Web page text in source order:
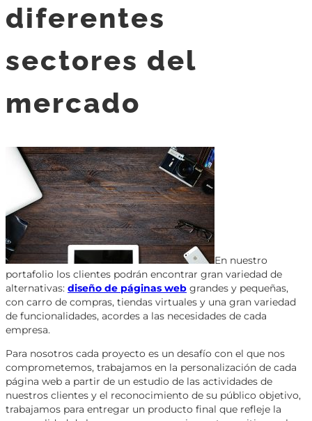
diferentes
sectores del
mercado
En nuestro
portafolio los clientes podrán encontrar gran variedad de
alternativas: diseño de páginas web grandes y pequeñas,
con carro de compras, tiendas virtuales y una gran variedad
de funcionalidades, acordes a las necesidades de cada
empresa.
Para nosotros cada proyecto es un desafío con el que nos
comprometemos, trabajamos en la personalización de cada
página web a partir de un estudio de las actividades de
nuestros clientes y el reconocimiento de su público objetivo,
trabajamos para entregar un producto final que refleje la